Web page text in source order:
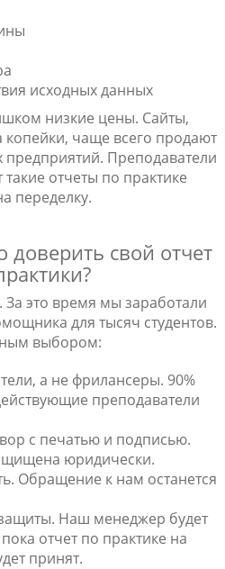
исходных данных
низкие цены. Сайты,
чаще всего продают
Преподаватели
отчеты по практике
переделку.
свой отчет
это время мы заработали
для тысяч студентов.
выбором:
а не фрилансеры. 90%
преподаватели
с печатью и подписью.
юридически.
Обращение к нам останется
Наш менеджер будет
отчет по практике на
принят.